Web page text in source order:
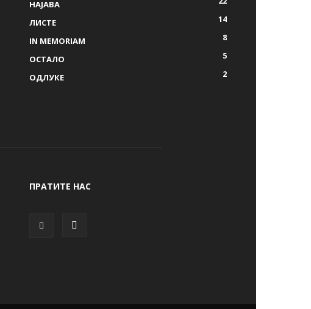
НАЈАВА
ЛИСТЕ
14
IN MEMORIAM
8
ОСТАЛО
5
ОДЛУКЕ
2
ПРАТИТЕ НАС